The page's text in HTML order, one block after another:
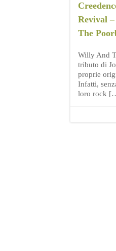
Revival
The
Willy And
tributo di
proprie
Infatti,
loro rock